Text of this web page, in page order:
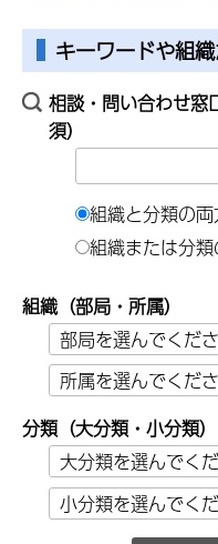
キーワードや組
相談・問い合わせ窓
須）
組織と分類の両
組織または分類
組織（部局 ・ 所属）
分類（大分類・ 小分類）